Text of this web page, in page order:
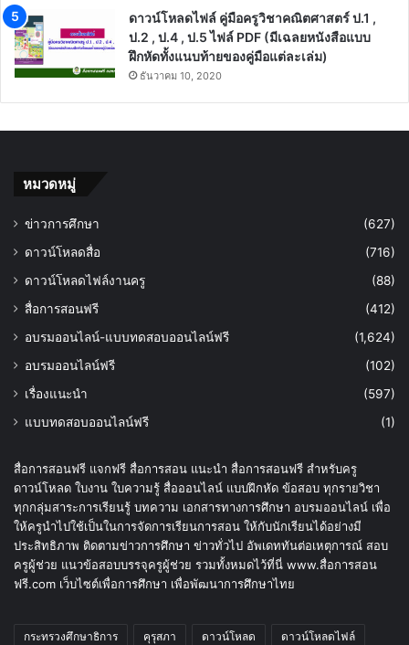
ดาวน์โหลดไฟล์ คู่มือครูวิชาคณิตศาสตร์ ป.1 ,
ป.2 , ป.4 , ป.5 ไฟล์ PDF (มีเฉลยหนังสือแบบ
ฝึกหัดทั้งแนบท้ายของคู่มือแต่ละเล่ม)
ธันวาคม 10, 2020
หมวดหมู่
ข่าวการศึกษา
(627)
ดาวน์โหลดสื่อ
(716)
ดาวน์โหลดไฟล์งานครู
(88)
สื่อการสอนฟรี
(412)
อบรมออนไลน์-แบบทดสอบออนไลน์ฟรี
(1,624)
อบรมออนไลน์ฟรี
(102)
เรื่องแนะนำ
(597)
แบบทดสอบออนไลน์ฟรี
(1)
สื่อการสอนฟรี แจกฟรี สื่อการสอน แนะนำ สื่อการสอนฟรี สำหรับครู
ดาวน์โหลด ใบงาน ใบความรู้ สื่อออนไลน์ แบบฝึกหัด ข้อสอบ ทุกรายวิชา
ทุกกลุ่มสาระการเรียนรู้ บทความ เอกสารทางการศึกษา อบรมออนไลน์ เพื่อ
ให้ครูนำไปใช้เป็นในการจัดการเรียนการสอน ให้กับนักเรียนได้อย่างมี
ประสิทธิภาพ ติดตามข่าวการศึกษา ข่าวทั่วไป อัพเดททันต่อเหตุการณ์ สอบ
ครูผู้ช่วย แนวข้อสอบบรรจุครูผู้ช่วย รวมทั้งหมดไว้ที่นี่ www.สื่อการสอน
ฟรี.com เว็บไซต์เพื่อการศึกษา เพื่อพัฒนาการศึกษาไทย
กระทรวงศึกษาธิการ คุรุสภา ดาวน์โหลด ดาวน์โหลดไฟล์